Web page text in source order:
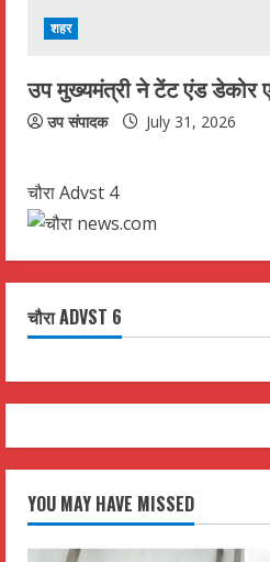
शहर
उप मुख्यमंत्री ने टेंट एंड डेकोर
उप संपादक July 31, 2026
चौरा Advst 4
चौरा ADVST 6
YOU MAY HAVE MISSED